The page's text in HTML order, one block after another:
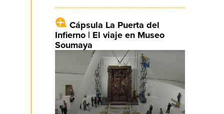
Cápsula La Puerta del
Infierno | El viaje en Museo
Soumaya